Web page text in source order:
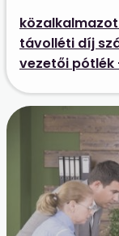
távolléti díj
vezetői pótlék